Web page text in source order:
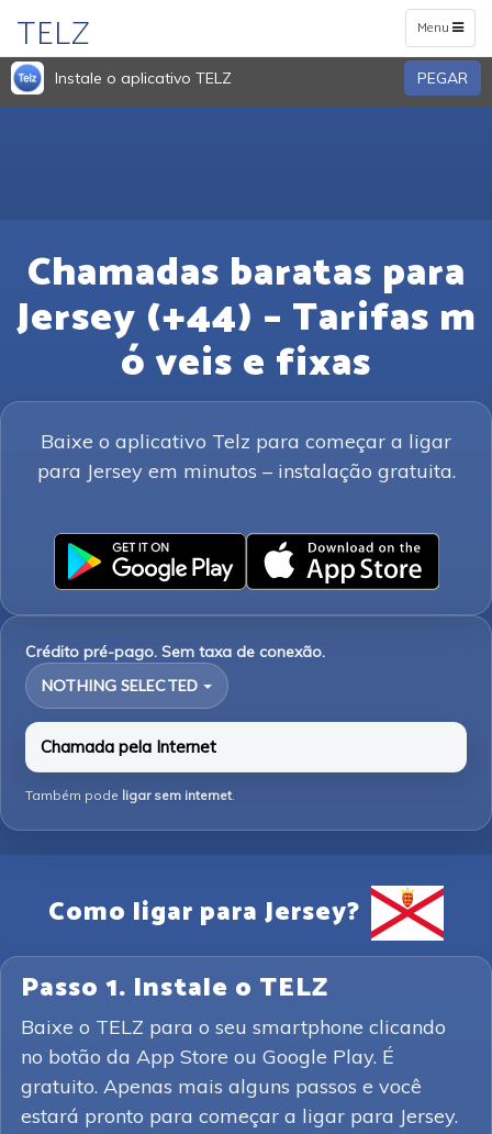
Toggle
navigation
Menu
TELZ
Instale o aplicativo TELZ PEGAR
Chamadas baratas para
Jersey (+44) – Tarifas m
ó veis e fixas
Baixe o aplicativo Telz para começar a ligar
para Jersey em minutos – instalação gratuita.
Crédito pré-pago. Sem taxa de conexão.
NOTHING SELECTED
Chamada pela Internet
Também pode ligar sem internet.
Como ligar para Jersey?
Passo 1. Instale o TELZ
Baixe o TELZ para o seu smartphone clicando
no botão da App Store ou Google Play. É
gratuito. Apenas mais alguns passos e você
estará pronto para começar a ligar para Jersey.